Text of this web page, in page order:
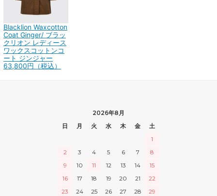
Blacklion Waxcotton
Coat Ginger/ ブラッ
クリオン レディース
ワックスコットンコ
ート ジンジャー
63,800円（税込）
2026年8月
日
月 火 水 木 金
土
1
2
3 4 5 6 7
8
9
10 11 12 13 14
15
16
17 18 19 20 21
22
23
24 25 26 27 28
29